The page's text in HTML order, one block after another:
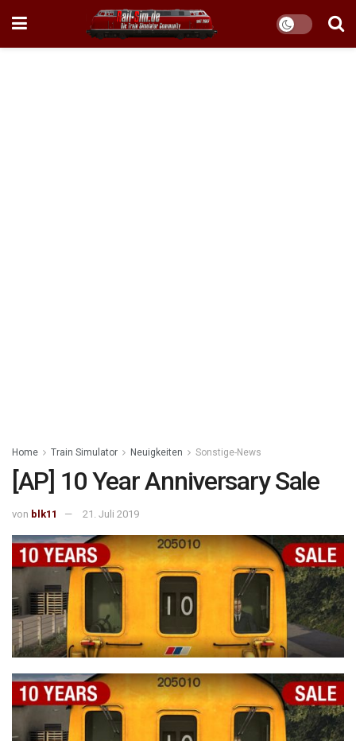
Home Train Simulator Neuigkeiten Sonstige-News
[AP] 10 Year Anniversary Sale
von blk11 21. Juli 2019